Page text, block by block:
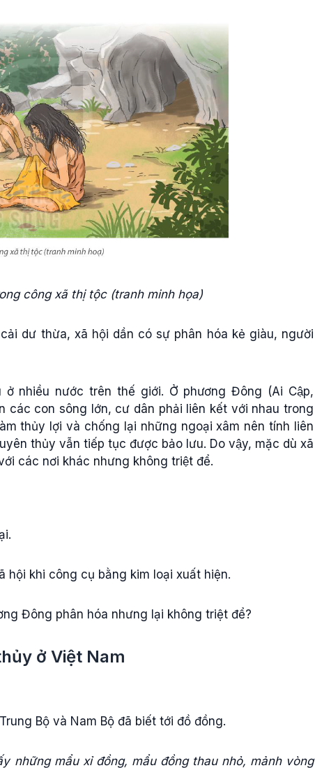
công xã thị tộc (tranh minh họa)
dư thừa, xã hội dần có sự phân hóa kẻ giàu, người
nhiều nước trên thế giới. Ở phương Đông (Ai Cập,
các con sông lớn, cư dân phải liên kết với nhau trong
thủy lợi và chống lại những ngoại xâm nên tính liên
thủy vẫn tiếp tục được bảo lưu. Do vậy, mặc dù xã
các nơi khác nhưng không triệt để.
hội khi công cụ bằng kim loại xuất hiện.
Đông phân hóa nhưng lại không triệt để?
ở Việt Nam
Bộ và Nam Bộ đã biết tới đồ đồng.
những mẩu xỉ đồng, mẩu đồng thau nhỏ, mảnh vòng